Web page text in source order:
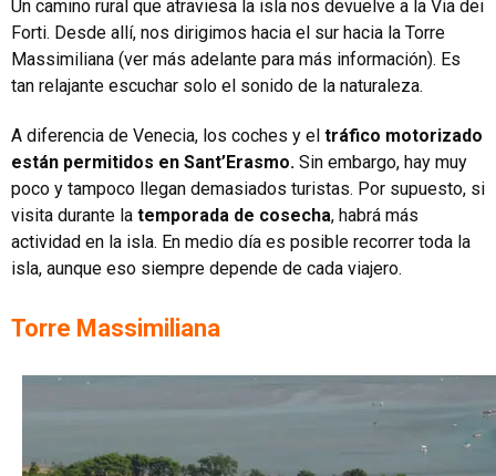
Un camino rural que atraviesa la isla nos devuelve a la Via dei
Forti. Desde allí, nos dirigimos hacia el sur hacia la Torre
Massimiliana (ver más adelante para más información). Es
tan relajante escuchar solo el sonido de la naturaleza.
A diferencia de Venecia, los coches y el tráfico motorizado
están permitidos en Sant’Erasmo. Sin embargo, hay muy
poco y tampoco llegan demasiados turistas. Por supuesto, si
visita durante la temporada de cosecha, habrá más
actividad en la isla. En medio día es posible recorrer toda la
isla, aunque eso siempre depende de cada viajero.
Torre Massimiliana